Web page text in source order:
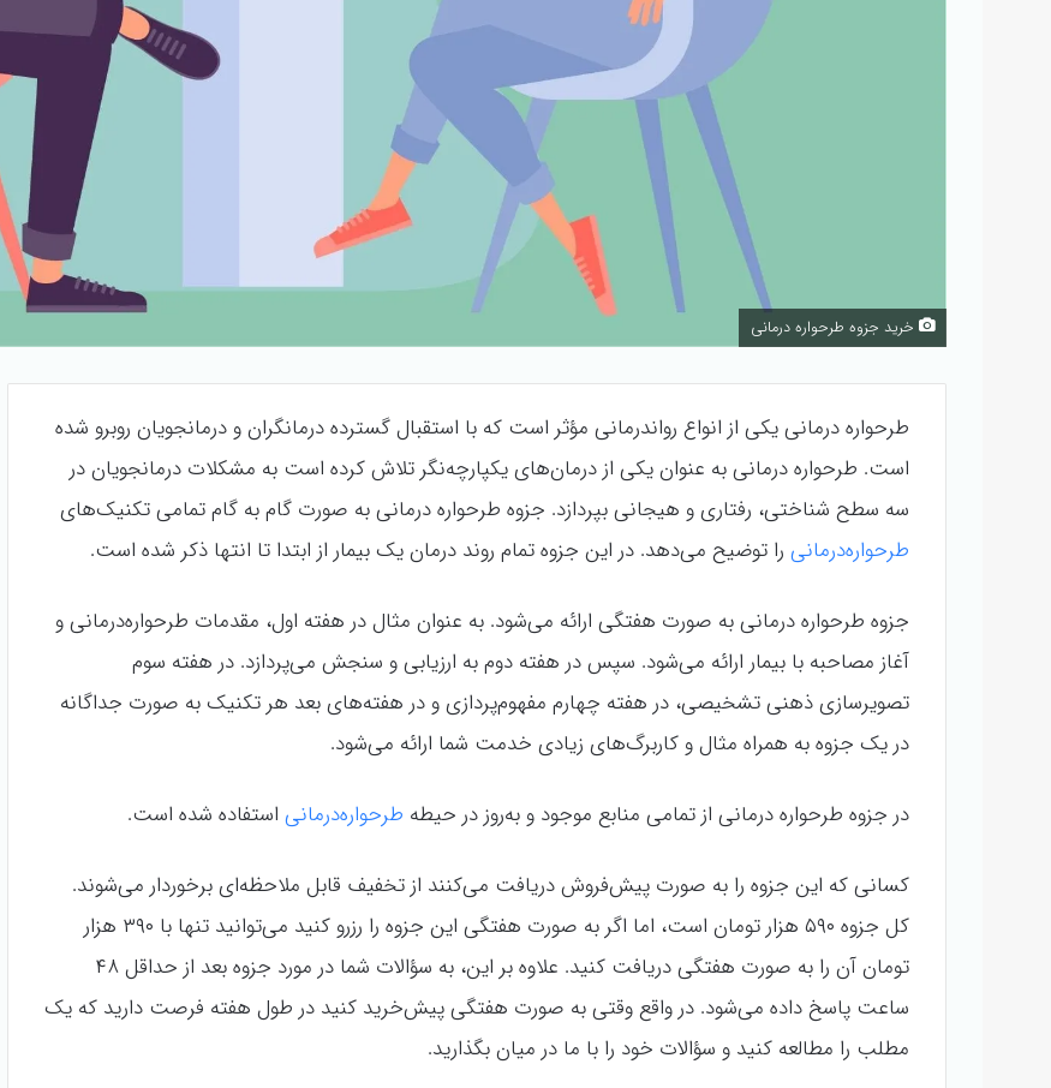
خرید جزوه طرحواره درمانی
طرحواره درمانی یکی از انواع رواندرمانی مؤثر است که با استقبال گسترده درمانگران و درمانجویان روبرو شده
است. طرحواره درمانی به عنوان یکی از درمان‌های یکپارچه‌نگر تلاش کرده است به مشکلات درمانجویان در
سه سطح شناختی، رفتاری و هیجانی بپردازد. جزوه طرحواره درمانی به صورت گام به گام تمامی تکنیک‌های
طرحواره‌درمانی را توضیح می‌دهد. در این جزوه تمام روند درمان یک بیمار از ابتدا تا انتها ذکر شده است.
جزوه طرحواره درمانی به صورت هفتگی ارائه می‌شود. به عنوان مثال در هفته اول، مقدمات طرحواره‌درمانی و
آغاز مصاحبه با بیمار ارائه می‌شود. سپس در هفته دوم به ارزیابی و سنجش می‌پردازد. در هفته سوم
تصویرسازی ذهنی تشخیصی، در هفته چهارم مفهوم‌پردازی و در هفته‌های بعد هر تکنیک به صورت جداگانه
در یک جزوه به همراه مثال و کاربرگ‌های زیادی خدمت شما ارائه می‌شود.
در جزوه طرحواره درمانی از تمامی منابع موجود و به‌روز در حیطه طرحواره‌درمانی استفاده شده است.
کسانی که این جزوه را به صورت پیش‌فروش دریافت می‌کنند از تخفیف قابل ملاحظه‌ای برخوردار می‌شوند.
کل جزوه ۵۹۰ هزار تومان است، اما اگر به صورت هفتگی این جزوه را رزرو کنید می‌توانید تنها با ۳۹۰ هزار
تومان آن را به صورت هفتگی دریافت کنید. علاوه بر این، به سؤالات شما در مورد جزوه بعد از حداقل ۴۸
ساعت پاسخ داده می‌شود. در واقع وقتی به صورت هفتگی پیش‌خرید کنید در طول هفته فرصت دارید که یک
مطلب را مطالعه کنید و سؤالات خود را با ما در میان بگذارید.